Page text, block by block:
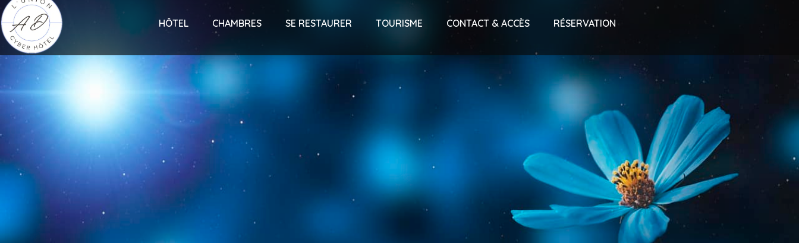
HÔTEL CHAMBRES SE RESTAURER TOURISME CONTACT & ACCÈS RÉSERVATION